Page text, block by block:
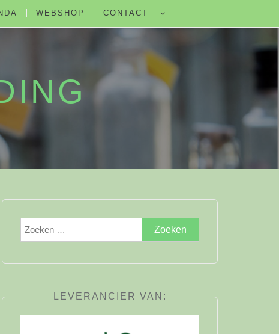
WEBSHOP CONTACT
Zoeken
naar:
LEVERANCIER VAN: